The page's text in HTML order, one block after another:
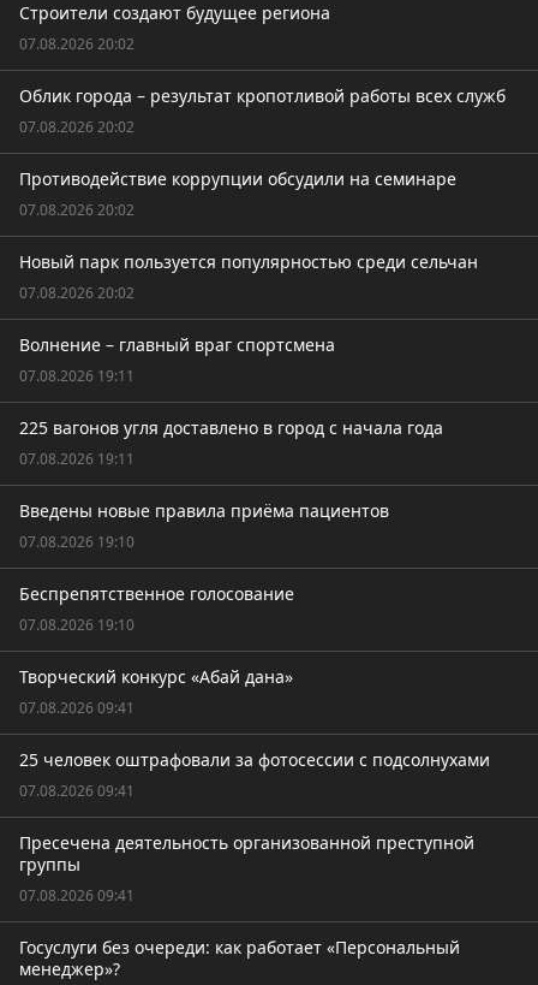
Строители создают будущее региона
07.08.2026 20:02
Облик города – результат кропотливой работы всех служб
07.08.2026 20:02
Противодействие коррупции обсудили на семинаре
07.08.2026 20:02
Новый парк пользуется популярностью среди сельчан
07.08.2026 20:02
Волнение – главный враг спортсмена
07.08.2026 19:11
225 вагонов угля доставлено в город с начала года
07.08.2026 19:11
Введены новые правила приёма пациентов
07.08.2026 19:10
Беспрепятственное голосование
07.08.2026 19:10
Творческий конкурс «Абай дана»
07.08.2026 09:41
25 человек оштрафовали за фотосессии с подсолнухами
07.08.2026 09:41
Пресечена деятельность организованной преступной
группы
07.08.2026 09:41
Госуслуги без очереди: как работает «Персональный
менеджер»?